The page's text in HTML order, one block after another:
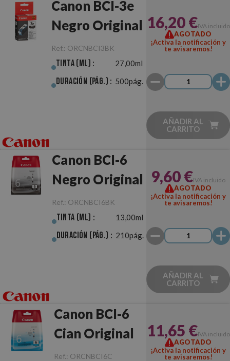
Canon BCI-3e
Negro Original
Ref.: ORCNBCI3BK
Tinta (ml) : 27,00ml
Duración (pág.) : 500pág.
16,20 €IVA incluido
AGOTADO
¡Activa la notificación y
te avisaremos!
AÑADIR AL
CARRITO
Canon BCI-6
Negro Original
Ref.: ORCNBCI6BK
Tinta (ml) : 13,00ml
Duración (pág.) : 210pág.
9,60 €IVA incluido
AGOTADO
¡Activa la notificación y
te avisaremos!
AÑADIR AL
CARRITO
Canon BCI-6
Cian Original
Ref.: ORCNBCI6C
11,65 €IVA incluido
AGOTADO
¡Activa la notificación y
te avisaremos!